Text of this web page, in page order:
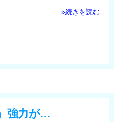
»続きを読む
強力が…